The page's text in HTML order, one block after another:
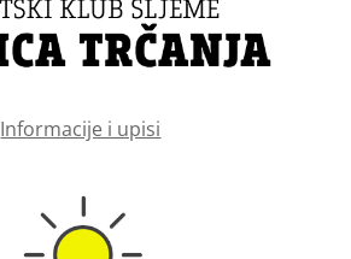
Informacije i upisi